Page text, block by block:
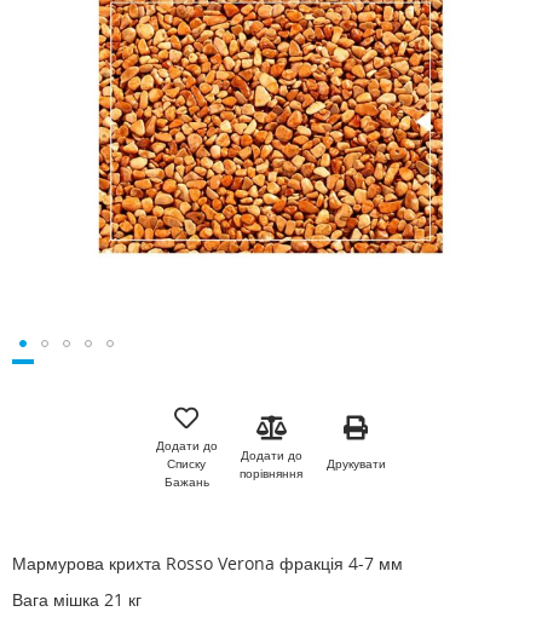
Додати до
Списку
Бажань
Додати до
порівняння
Друкувати
Мармурова крихта Rosso Verona фракція 4-7 мм
Вага мішка 21 кг